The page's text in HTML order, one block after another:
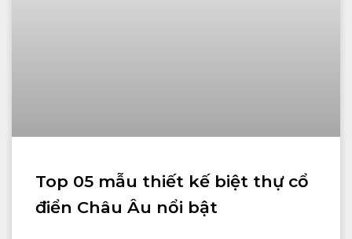
Top 05 mẫu thiết kế biệt thự cổ
điển Châu Âu nổi bật